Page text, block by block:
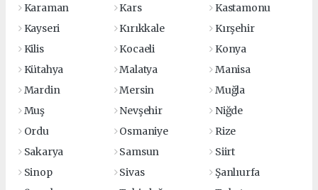
Karaman
Kars
Kastamonu
Kayseri
Kırıkkale
Kırşehir
Kilis
Kocaeli
Konya
Kütahya
Malatya
Manisa
Mardin
Mersin
Muğla
Muş
Nevşehir
Niğde
Ordu
Osmaniye
Rize
Sakarya
Samsun
Siirt
Sinop
Sivas
Şanlıurfa